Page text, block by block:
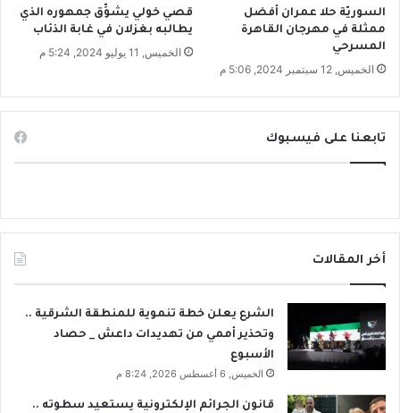
ث
م
ا
ر
السوريّة حلا عمران أفضل
ممثلة في مهرجان القاهرة
المسرحي
الخميس, 12 سبتمبر 2024, 5:06 م
قصي خولي يشوِّق جمهوره الذي
يطالبه بغزلان في غابة الذئاب
الخميس, 11 يوليو 2024, 5:24 م
تابعنا على فيسبوك
أخر المقالات
الشرع يعلن خطة تنموية للمنطقة الشرقية ..
وتحذير أممي من تهديدات داعش _ حصاد
الأسبوع
الخميس, 6 أغسطس 2026, 8:24 م
قانون الجرائم الإلكترونية يستعيد سطوته ..